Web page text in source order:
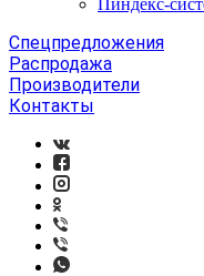
Пиндекс-
Спецпредложения
Распродажа
Производители
Контакты